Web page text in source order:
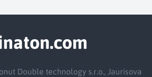
Double technology s.r.o., Jaurisova